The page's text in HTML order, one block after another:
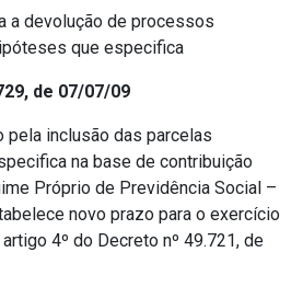
a devolução de processos
que especifica
de 07/07/09
pela inclusão das parcelas
na base de contribuição
Próprio de Previdência Social –
novo prazo para o exercício
4º do Decreto nº 49.721, de